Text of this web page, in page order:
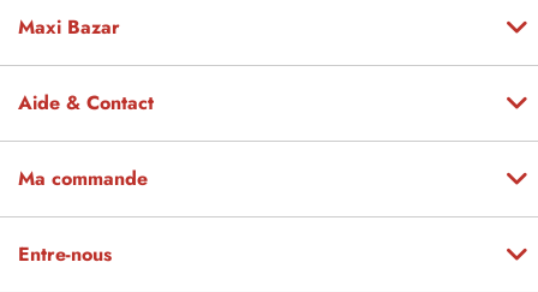
Maxi Bazar
Aide & Contact
Ma commande
Entre-nous